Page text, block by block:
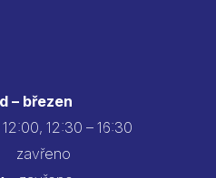
– březen
12:30 – 16:30
zavřeno